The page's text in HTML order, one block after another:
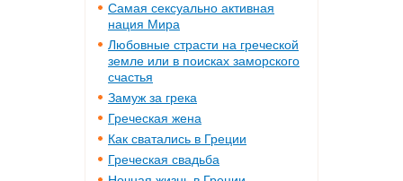
Самая сексуально активная
нация Мира
Любовные страсти на греческой
земле или в поисках заморского
счастья
Замуж за грека
Греческая жена
Как сватались в Греции
Греческая свадьба